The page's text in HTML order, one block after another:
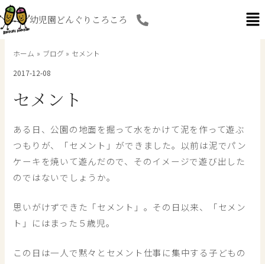
内
容
を
幼児園どんぐりころころ
ホーム ブログ
セメント
2017-12-08
セメント
ある日、公園の地面を掘って水をかけて泥を作って遊ぶ
つもりが、「セメント」ができました。以前は泥でパン
ケーキを焼いて遊んだので、そのイメージで遊び出した
のではないでしょうか。
思いがけずできた「セメント」。その日以来、「セメン
ト」にはまった５歳児。
この日は一人で黙々とセメント仕事に集中する子どもの